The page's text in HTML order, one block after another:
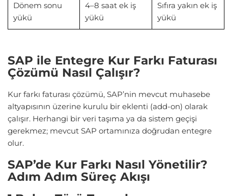
Dönem sonu
yükü
4–8 saat ek iş
yükü
Sıfıra yakın ek iş
yükü
SAP ile Entegre Kur Farkı Faturası
Çözümü Nasıl Çalışır?
Kur farkı faturası çözümü, SAP’nin mevcut muhasebe
altyapısının üzerine kurulu bir eklenti (add-on) olarak
çalışır. Herhangi bir veri taşıma ya da sistem geçişi
gerekmez; mevcut SAP ortamınıza doğrudan entegre
olur.
SAP’de Kur Farkı Nasıl Yönetilir?
Adım Adım Süreç Akışı